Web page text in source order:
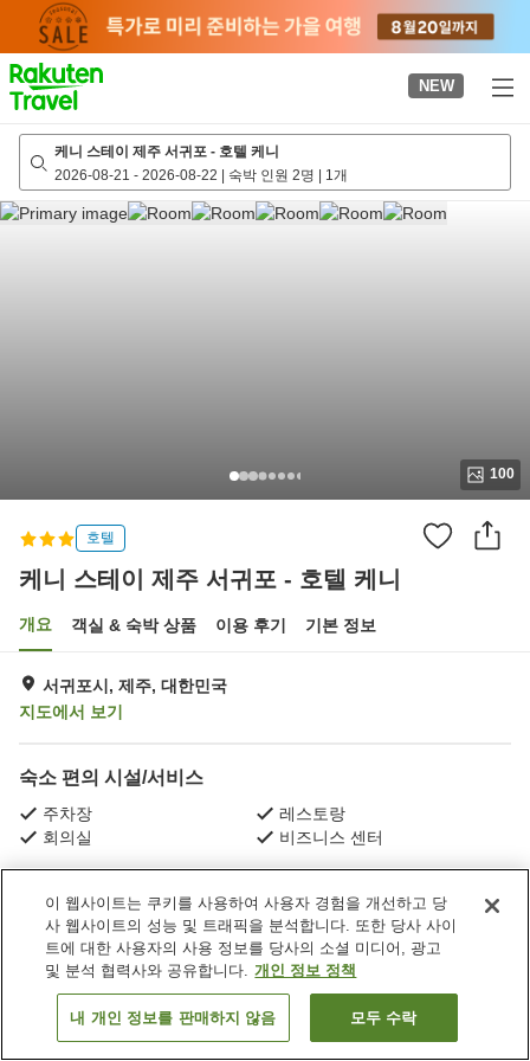
page
NEW
케니 스테이 제주 서귀포 - 호텔 케니
2026-08-21 - 2026-08-22 | 숙박 인원 2명 | 1개
100
호텔
케니 스테이 제주 서귀포 - 호텔 케니
개요 객실 & 숙박 상품 이용 후기 기본 정보
서귀포시, 제주, 대한민국
지도에서 보기
숙소 편의 시설/서비스
주차장
레스토랑
회의실
비즈니스 센터
대한민국 제주
서귀포시
케니 스테이 제주 서귀포 - 호텔 케니
객실 보기
이 웹사이트는 쿠키를 사용하여 사용자 경험을 개선하고 당
사 웹사이트의 성능 및 트래픽을 분석합니다. 또한 당사 사이
트에 대한 사용자의 사용 정보를 당사의 소셜 미디어, 광고
및 분석 협력사와 공유합니다. 개인 정보 정책
내 개인 정보를 판매하지 않음 모두 수락